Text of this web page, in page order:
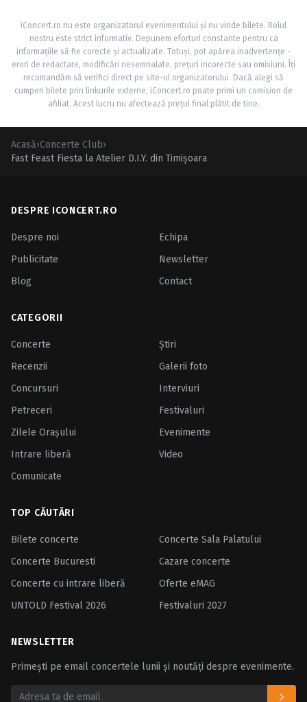
iConcert.ro nu este organizatorul evenimentului și nu vinde bilete. Rolul
nostru este strict informativ. Depunem eforturi constante pentru ca
informațiile să fie corecte și actualizate. Totuși, pot apărea inadvertențe -
erori de redactare, modificări nesemnalate, prețuri incorecte sau omisiuni. Îți
recomandăm să verifici direct pe site-ul organizatorului. Dacă alegi să
cumperi bilete prin linkurile externe, iConcert.ro poate primi un comision de
afiliat. Acest lucru nu afectează prețul final plătit de tine.
Acasă›Concerte Club›
Fast Feast Fiesta la Atelier D.I.Y. din Timişoara
DESPRE ICONCERT.RO
Despre noi
Echipa
Publicitate
Newsletter
Blog
Contact
CATEGORII
Concerte
Ştiri
Recenzii
Galerii foto
Concursuri
Interviuri
Petreceri
Festivaluri
Zilele Oraşului
Evenimente
Intrare liberă
Video
Comunicate
TOP CĂUTĂRI
Bilete concerte
Concerte Sala Palatului
Concerte Bucuresti
Cazare concerte
Concerte cu intrare liberă
Oferte eMAG
UNTOLD Festival 2026
Festivaluri 2027
NEWSLETTER
Primești pe email concertele lunii și noutăți despre evenimente.